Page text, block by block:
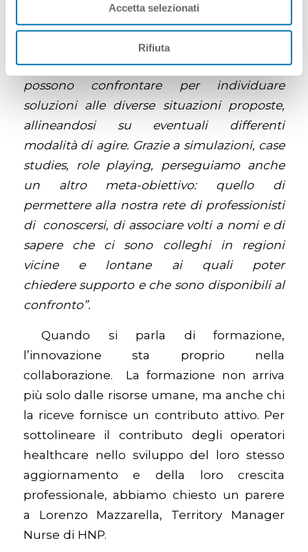
Accetta selezionati
Rifiuta
a momenti di discussione. Per favorire il
confronto, sviluppiamo case studies
partendo da situazioni reali raccolte negli
anni. In piccoli gruppi, i nostri operatori si
possono confrontare per individuare
soluzioni alle diverse situazioni proposte,
allineandosi su eventuali differenti
modalità di agire. Grazie a simulazioni, case
studies, role playing, perseguiamo anche
un altro meta-obiettivo: quello di
permettere alla nostra rete di professionisti
di conoscersi, di associare volti a nomi e di
sapere che ci sono colleghi in regioni
vicine e lontane ai quali poter
chiedere supporto e che sono disponibili al
confronto”.
Quando si parla di formazione,
l’innovazione sta proprio nella
collaborazione.
La formazione non arriva
più solo dalle risorse umane, ma anche chi
la riceve fornisce un contributo attivo. Per
sottolineare il contributo degli operatori
healthcare nello sviluppo del loro stesso
aggiornamento e della loro crescita
professionale, abbiamo chiesto un parere
a Lorenzo Mazzarella, Territory Manager
Nurse di HNP.